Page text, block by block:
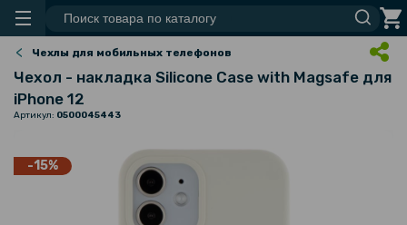
Чехлы для мобильных телефонов
Чехол - накладка Silicone Case with Magsafe для
iPhone 12
Артикул: 0500045443
-15%